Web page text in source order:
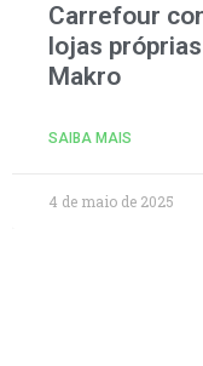
Carrefour
lojas
Makro
SAIBA MAIS
4 de maio de 2025